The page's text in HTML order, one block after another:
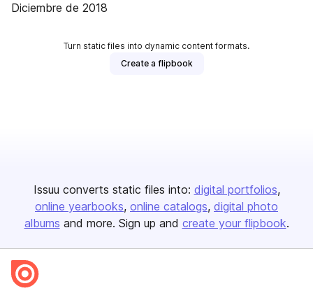
Diciembre de 2018
Turn static files into dynamic content formats.
Create a flipbook
Issuu converts static files into: digital portfolios
online yearbooks online catalogs digital photo
albums and more. Sign up and create your flipbook.